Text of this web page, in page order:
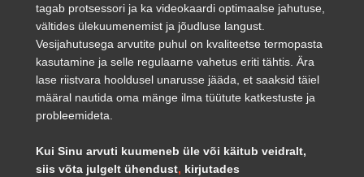
tagab protsessori ja ka videokaardi optimaalse jahutuse,
vältides ülekuumenemist ja jõudluse langust.
Vesijahutusega arvutite puhul on kvaliteetse termopasta
kasutamine ja selle regulaarne vahetus eriti tähtis. Ära
lase riistvara hooldusel unarusse jääda, et saaksid täiel
määral nautida oma mänge ilma tüütute katkestuste ja
probleemideta.
Kui Sinu arvuti kuumeneb üle või käitub veidralt,
siis võta julgelt ühendust, kirjutades